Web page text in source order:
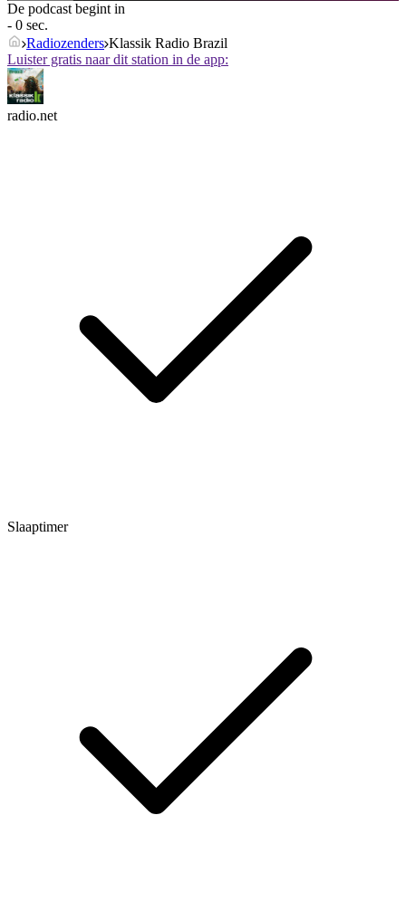
De podcast begint in
- 0 sec.
Radiozenders Klassik Radio Brazil
Luister gratis naar dit station in de app:
radio.net
Slaaptimer